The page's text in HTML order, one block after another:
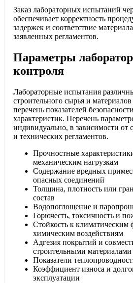
Заказ лабораторных испытаний
обеспечивает корректность
задержек и соответствие
заявленных регламентов.
Параметры
контроля
Лабораторные испытания
строительного сырья и
перечень показателей
характеристик. Перечень
индивидуально, в зависимости от
и технических регламентов.
Прочностные
механическим нагрузкам
Содержание вредных
опасных соединений
Толщина, плотность или
состав
Водопоглощение и
Горючесть, токсичность и
Стойкость к климатическим
химическим воздействиям
Адгезия покрытий и
строительными материалами
Показатели
Коэффициент износа и
эксплуатации